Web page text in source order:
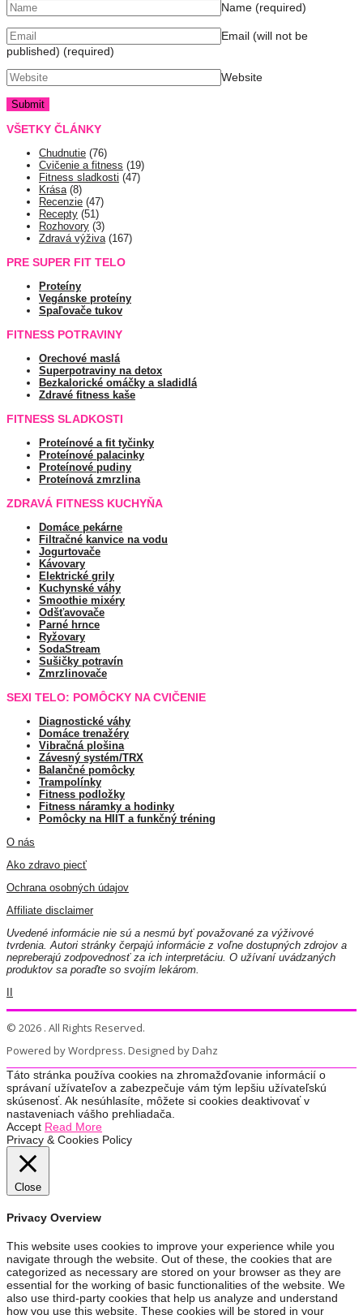
Name (required)
Email (will not be
published) (required)
Website
VŠETKY ČLÁNKY
Chudnutie (76)
Cvičenie a fitness (19)
Fitness sladkosti (47)
Krása(8)
Recenzie (47)
Recepty (51)
Rozhovory (3)
Zdravá výživa(167)
PRE SUPER FIT TELO
Proteíny
Vegánske proteíny
Spaľovače tukov
FITNESS POTRAVINY
Orechové maslá
Superpotraviny na detox
Bezkalorické omáčky a sladidlá
Zdravé fitness kaše
FITNESS SLADKOSTI
Proteínové a fit tyčinky
Proteínové palacinky
Proteínové pudiny
Proteínová zmrzlina
ZDRAVÁ FITNESS KUCHYŇA
Domáce pekárne
Filtračné kanvice na vodu
Jogurtovače
Kávovary
Elektrické grily
Kuchynské váhy
Smoothie mixéry
Odšťavovače
Parné hrnce
Ryžovary
SodaStream
Sušičky potravín
Zmrzlinovače
SEXI TELO: POMÔCKY NA CVIČENIE
Diagnostické váhy
Domáce trenažéry
Vibračná plošina
Závesný systém/TRX
Balančné pomôcky
Trampolínky
Fitness podložky
Fitness náramky a hodinky
Pomôcky na HIIT a funkčný tréning
O nás
Ako zdravo piecť
Ochrana osobných údajov
Affiliate disclaimer
Uvedené informácie nie sú a nesmú byť považované za výživové
tvrdenia. Autori stránky čerpajú informácie z voľne dostupných zdrojov a
nepreberajú zodpovednosť za ich interpretáciu. O užívaní uvádzaných
produktov sa poraďte so svojím lekárom.
© 2026 . All Rights Reserved.
Powered by Wordpress. Designed by Dahz
Táto stránka používa cookies na zhromažďovanie informácií o
správaní užívateľov a zabezpečuje vám tým lepšiu užívateľskú
skúsenosť. Ak nesúhlasíte, môžete si cookies deaktivovať v
nastaveniach vášho prehliadača.
Accept Read More
Privacy & Cookies Policy
Close
Privacy Overview
This website uses cookies to improve your experience while you
navigate through the website. Out of these, the cookies that are
categorized as necessary are stored on your browser as they are
essential for the working of basic functionalities of the website. We
also use third-party cookies that help us analyze and understand
how you use this website. These cookies will be stored in your